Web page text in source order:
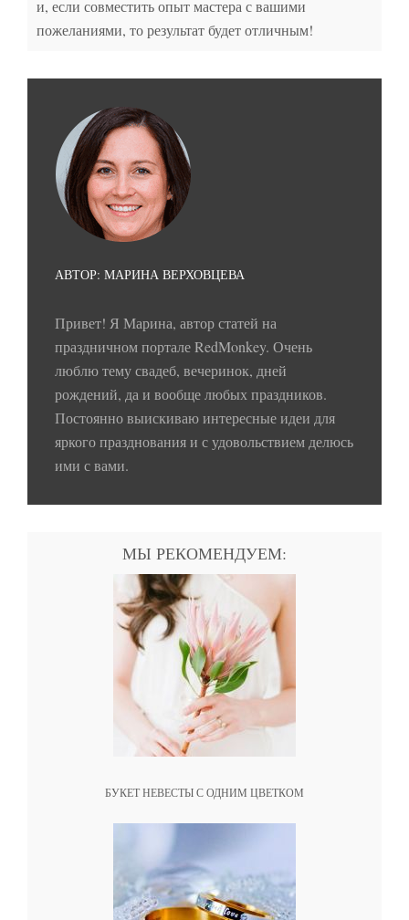
и, если совместить опыт мастера с вашими
пожеланиями, то результат будет отличным!
АВТОР: МАРИНА ВЕРХОВЦЕВА
Привет! Я Марина, автор статей на
праздничном портале RedMonkey. Очень
люблю тему свадеб, вечеринок, дней
рождений, да и вообще любых праздников.
Постоянно выискиваю интересные идеи для
яркого празднования и с удовольствием делюсь
ими с вами.
МЫ РЕКОМЕНДУЕМ:
БУКЕТ НЕВЕСТЫ С ОДНИМ ЦВЕТКОМ